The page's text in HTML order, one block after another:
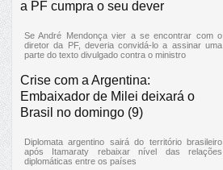
a PF cumpra o seu dever
Se André Mendonça vier a se encontrar com o
diretor da PF, deveria convidá-lo a assinar uma
parte do texto divulgado contra o ministro
Crise com a Argentina:
Embaixador de Milei deixará o
Brasil no domingo (9)
Diplomata argentino sairá do território brasileiro
após Itamaraty rebaixar nível das relações
diplomáticas entre os países